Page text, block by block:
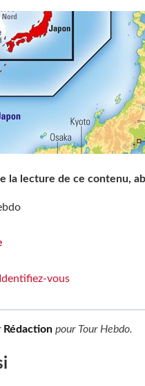
la lecture de ce contenu,
Identifiez-vous
Rédactionpour Tour Hebdo.